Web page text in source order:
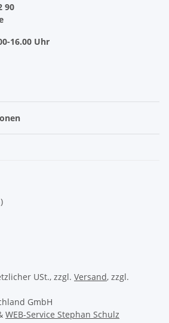
90
16.00 Uhr
USt., zzgl. Versand, zzgl.
GmbH
WEB-Service Stephan Schulz